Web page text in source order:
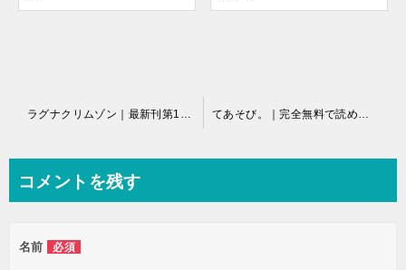
ビ
ー
コメントを残す
名前 必須